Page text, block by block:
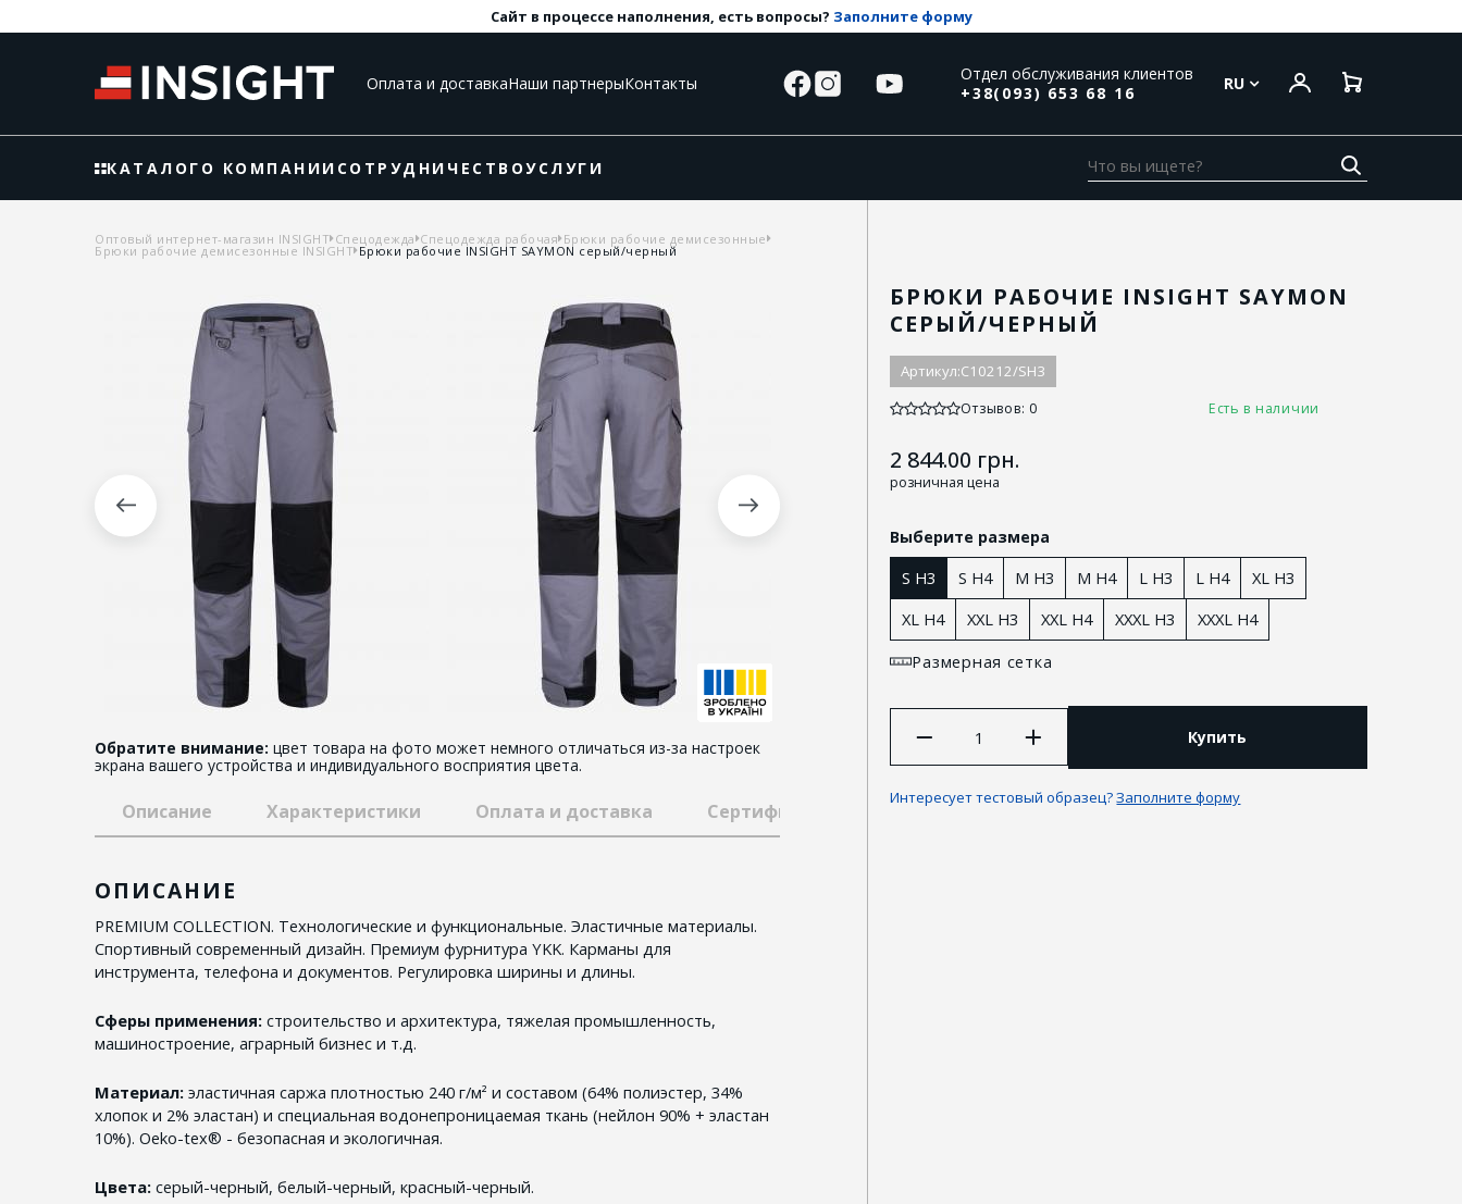
Сайт в процессе наполнения, есть вопросы? Заполните форму
Оплата и доставкаНаши партнерыКонтакты
Отдел обслуживания клиентов
+38(093) 653 68 16
RU
КАТАЛОГ О КОМПАНИИ СОТРУДНИЧЕСТВОУСЛУГИ
Оптовый интернет-магазин INSIGHT Спецодежда Спецодежда рабочая Брюки рабочие демисезонные
Брюки рабочие демисезонные INSIGHT Брюки рабочие INSIGHT SAYMON серый/черный
Обратите внимание: цвет товара на фото может немного отличаться из-за настроек
экрана вашего устройства и индивидуального восприятия цвета.
БРЮКИ РАБОЧИЕ INSIGHT SAYMON
СЕРЫЙ/ЧЕРНЫЙ
Артикул:C10212/SH3
Отзывов: 0 Есть в наличии
2 844.00 грн.
розничная цена
Выберите размера
S H3 S H4 M H3 M H4 L H3 L H4
XL H3
XL H4
XXL H3 XXL H4 XXXL H3
XXXL H4
Размерная сетка
Купить
Интересует тестовый образец?Заполните форму
Описание Характеристики Оплата и доставка Сертификаты Гарантии и возврат
ОПИСАНИЕ
PREMIUM COLLECTION. Технологические и функциональные. Эластичные материалы.
Спортивный современный дизайн. Премиум фурнитура YKK. Карманы для
инструмента, телефона и документов. Регулировка ширины и длины.
Сферы применения: строительство и архитектура, тяжелая промышленность,
машиностроение, аграрный бизнес и т.д.
Материал: эластичная саржа плотностью 240 г/м² и составом (64% полиэстер, 34%
хлопок и 2% эластан) и специальная водонепроницаемая ткань (нейлон 90% + эластан
10%). Oeko-tex® - безопасная и экологичная.
Цвета: серый-черный, белый-черный, красный-черный.